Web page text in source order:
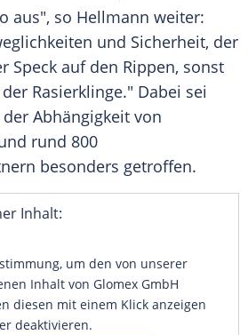
aus", so Hellmann weiter:
und Sicherheit, der
Speck auf den Rippen, sonst
Rasierklinge." Dabei sei
Abhängigkeit von
rund 800
besonders getroffen.
Inhalt:
um den von unserer
Inhalt von Glomex GmbH
diesen mit einem Klick anzeigen
deaktivieren.